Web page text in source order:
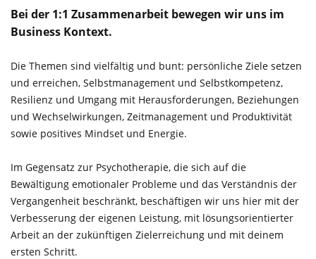
Bei der 1:1 Zusammenarbeit bewegen wir uns im
Business Kontext.
Die Themen sind vielfältig und bunt: persönliche Ziele setzen
und erreichen, Selbstmanagement und Selbstkompetenz,
Resilienz und Umgang mit Herausforderungen, Beziehungen
und Wechselwirkungen, Zeitmanagement und Produktivität
sowie positives Mindset und Energie.
Im Gegensatz zur Psychotherapie, die sich auf die
Bewältigung emotionaler Probleme und das Verständnis der
Vergangenheit beschränkt, beschäftigen wir uns hier mit der
Verbesserung der eigenen Leistung, mit lösungsorientierter
Arbeit an der zukünftigen Zielerreichung und mit deinem
ersten Schritt.